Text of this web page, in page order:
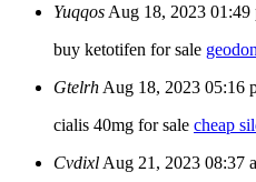
Yuqqos Aug 18, 2023 01:49
buy ketotifen for sale
Gtelrh Aug 18, 2023 05:16
cialis 40mg for sale cheap
Cvdixl Aug 21, 2023 08:37